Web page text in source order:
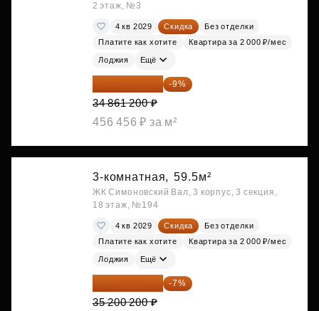
2 этаж, №3
4 кв 2029 Скидка
Без отделки
Платите как хотите
Квартира за 2 000 ₽/мес
Лоджия Ещё
31 723 692 ₽ -9%
34 861 200 ₽
456 456 ₽ за м²
3-комнатная, 59.5м²
ЖК Симоновский Вал, 3 корпус, 3 секция,
18 этаж, №194
4 кв 2029 Скидка
Без отделки
Платите как хотите
Квартира за 2 000 ₽/мес
Лоджия Ещё
32 736 186 ₽ -7%
35 200 200 ₽